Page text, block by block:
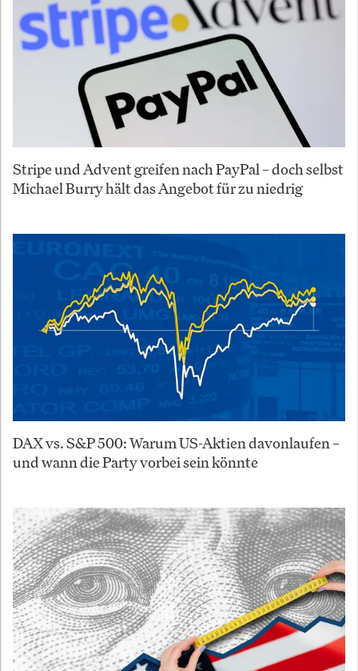
Stripe und Advent greifen nach PayPal – doch selbst
Michael Burry hält das Angebot für zu niedrig
DAX vs. S&P 500: Warum US-Aktien davonlaufen –
und wann die Party vorbei sein könnte